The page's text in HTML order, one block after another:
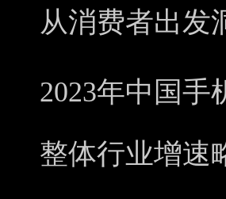
从消费者出发
2023年中国
整体行业增速